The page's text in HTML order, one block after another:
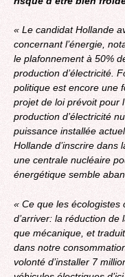
« Le candidat Hollande
concernant l’énergie,
le plafonnement à 50%
production d’électricité.
politique est encore une
projet de loi prévoit pour
production d’électricité
puissance installée
Hollande d’inscrire dans
une centrale nucléaire
énergétique semble
« Ce que les écologistes
d’arriver: la réduction de
que mécanique, et
dans notre
volonté d’installer 7